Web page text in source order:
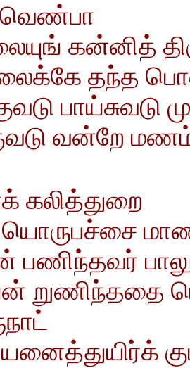
வெண்பா
கன்னித்
தந்த
பாய்சுவடு
வன்றே
கலித்துறை
பணிந்தவர்
றுணிந்ததை